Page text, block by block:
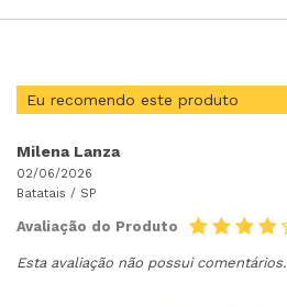
Eu recomendo este produto
Milena Lanza
02/06/2026
Batatais / SP
Avaliação do Produto
Esta avaliação não possui comentários.